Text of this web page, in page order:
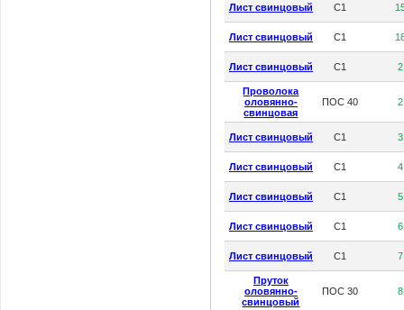
Лист свинцовый С1
Лист свинцовый С1
Лист свинцовый С1 2
Проволока
оловянно-
свинцовая
ПОС 40 2
Лист свинцовый С1 3
Лист свинцовый С1 4
Лист свинцовый С1 5
Лист свинцовый С1 6
Лист свинцовый С1 7
Пруток
оловянно-
свинцовый
ПОС 30 8